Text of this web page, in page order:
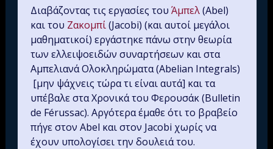
Διαβάζοντας τις εργασίες του Άμπελ(Abel)
και του Ζακομπί(Jacobi) (και αυτοί μεγάλοι
μαθηματικοί) εργάστηκε πάνω στην θεωρία
των ελλειψοειδών συναρτήσεων και στα
Αμπελιανά Ολοκληρώματα (Abelian Integrals)
[μην ψάχνεις τώρα τι είναι αυτά] και τα
υπέβαλε στα Χρονικά του Φερουσάκ (Bulletin
de Férussac). Aργότερα έμαθε ότι το βραβείο
πήγε στον Abel και στον Jacobi χωρίς να
έχουν υπολογίσει την δουλειά του.